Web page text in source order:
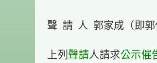
聲 請 人 郭家成（即郭
上列 聲請人請求公示催